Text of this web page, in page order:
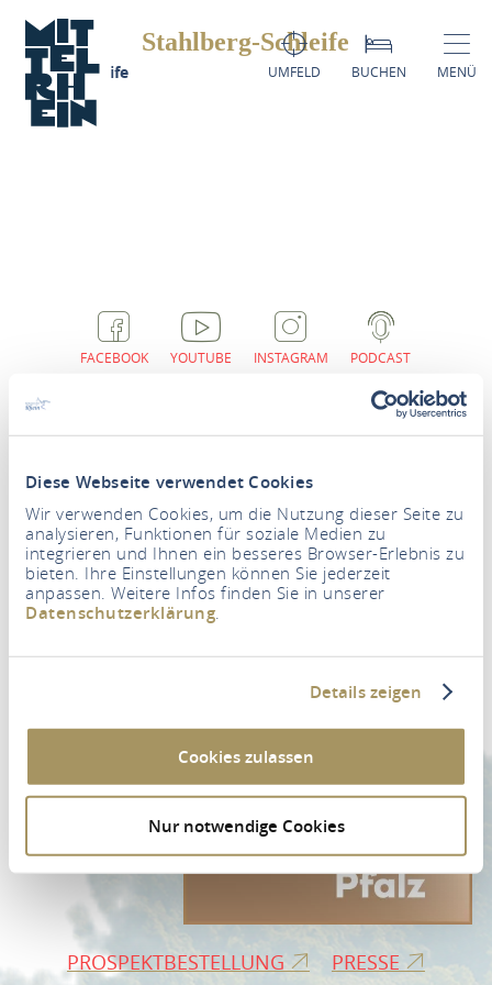
Diese Webseite verwendet Cookies
Wir verwenden Cookies, um die Nutzung dieser Seite zu
analysieren, Funktionen für soziale Medien zu
integrieren und Ihnen ein besseres Browser-Erlebnis zu
bieten. Ihre Einstellungen können Sie jederzeit
anpassen. Weitere Infos finden Sie in unserer
Datenschutzerklärung
Details zeigen
Cookies zulassen
Nur notwendige Cookies
UMFELD BUCHEN MENÜ
Stahlberg-Schleife
Schleife
FACEBOOK YOUTUBE INSTAGRAM PODCAST
Newsletter
PROSPEKTBESTELLUNG PRESSE